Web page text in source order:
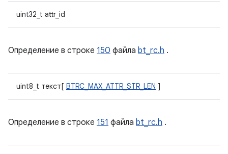
uint32_t attr_id
Определение в строке 150 файла bt_rc.h .
uint8_t текст[ BTRC_MAX_ATTR_STR_LEN ]
Определение в строке 151 файла bt_rc.h .